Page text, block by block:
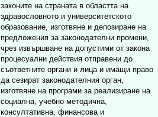
законите на страната в областта на
здравословното и университетското
образование, изготвяне и депозиране на
предложения за законодателни промени,
чрез извършване на допустими от закона
процесуални действия отправени до
съответните органи и лица и имащи право
да сезират законодателния орган,
изготвяне на програми за реализиране на
социална, учебно методична,
консултативна, финансова и